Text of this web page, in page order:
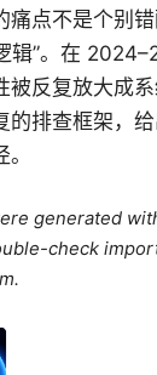
痛点不是个别
辑”。在
被反复放大成
的排查框架，
generated
check